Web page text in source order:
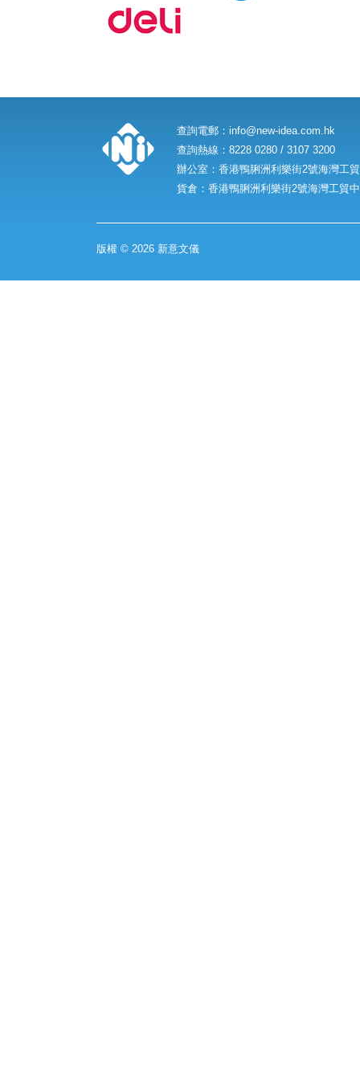
查詢電郵： info@new-idea.com.hk
查詢熱線：8228 0280 / 3107 3200
辦公室：香港鴨脷洲利樂街2號海灣工
貨倉：香港鴨脷洲利樂街2號海灣工貿
版權 © 2026 新意文儀